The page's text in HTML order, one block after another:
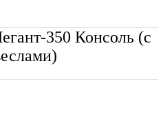
350 Консоль (с